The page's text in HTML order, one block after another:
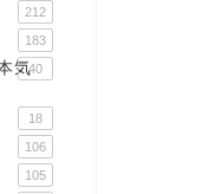
212
183
気40
18
106
105